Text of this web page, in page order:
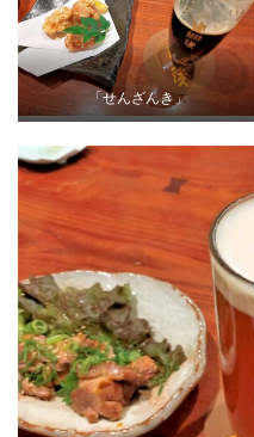
「せんざんき」